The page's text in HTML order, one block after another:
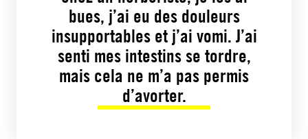
bues, j’ai eu des douleurs
insupportables et j’ai vomi. J’ai
senti mes intestins se tordre,
mais cela ne m’a pas permis
d’avorter.